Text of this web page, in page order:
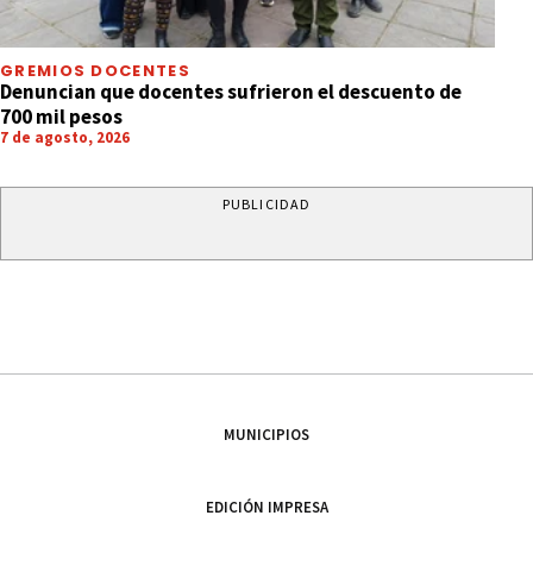
GREMIOS DOCENTES
Denuncian que docentes sufrieron el descuento de
700 mil pesos
7 de agosto, 2026
PUBLICIDAD
MUNICIPIOS
EDICIÓN IMPRESA